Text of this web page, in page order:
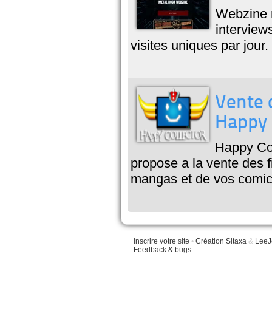
Webzine
visites uniques par
Vente
Happy
Happy
propose a la vente des
mangas et de vos
Inscrire votre site • Création Sitaxa &
Feedback & bugs